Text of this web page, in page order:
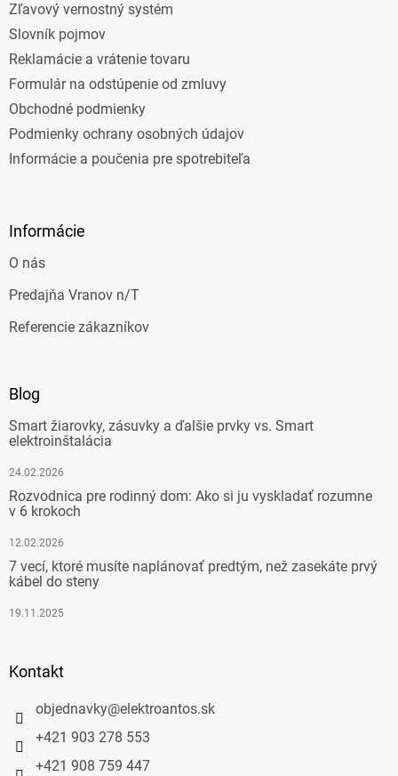
Zľavový vernostný systém
Slovník pojmov
Reklamácie a vrátenie tovaru
Formulár na odstúpenie od zmluvy
Obchodné podmienky
Podmienky ochrany osobných údajov
Informácie a poučenia pre spotrebiteľa
Informácie
O nás
Predajňa Vranov n/T
Referencie zákazníkov
Blog
Smart žiarovky, zásuvky a ďalšie prvky vs. Smart
elektroinštalácia
24.02.2026
Rozvodnica pre rodinný dom: Ako si ju vyskladať rozumne
v 6 krokoch
12.02.2026
7 vecí, ktoré musíte naplánovať predtým, než zasekáte prvý
kábel do steny
19.11.2025
Kontakt
objednavky@elektroantos.sk
+421 903 278 553
+421 908 759 447